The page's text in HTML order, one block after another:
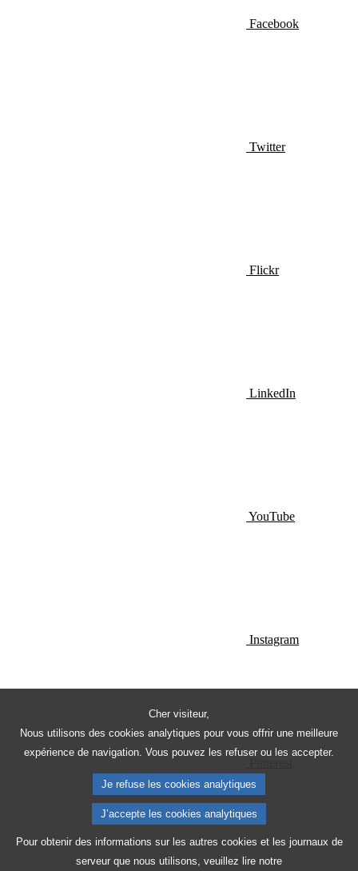
Cher visiteur,
Nous utilisons des cookies analytiques pour vous offrir une meilleure
expérience de navigation. Vous pouvez les refuser ou les accepter.
Je refuse les cookies analytiques
J’accepte les cookies analytiques
Pour obtenir des informations sur les autres cookies et les journaux de
serveur que nous utilisons, veuillez lire notre
Facebook
Twitter
Flickr
LinkedIn
YouTube
Instagram